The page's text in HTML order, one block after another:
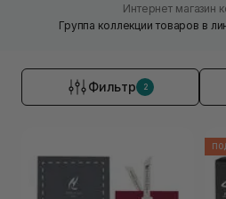
Интернет магазин
Группа коллекции товаров в
Фильтр 2